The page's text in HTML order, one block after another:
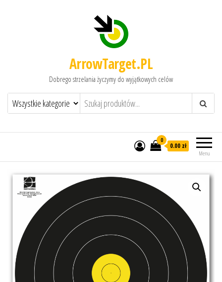
ArrowTarget.PL
Dobrego strzelania życzymy do wyjątkowych celów
Menu
0
0.00 zł